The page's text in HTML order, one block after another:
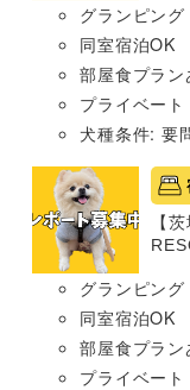
グランピング
同室宿泊OK
部屋食プラン
プライベート
犬種条件: 要
【
グランピング
同室宿泊OK
部屋食プラン
プライベート